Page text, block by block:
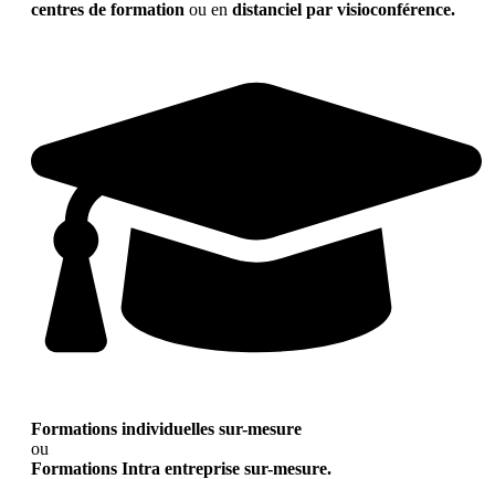
centres de formation ou en distanciel par visioconférence.
Formations individuelles sur-mesure
ou
Formations Intra entreprise sur-mesure.